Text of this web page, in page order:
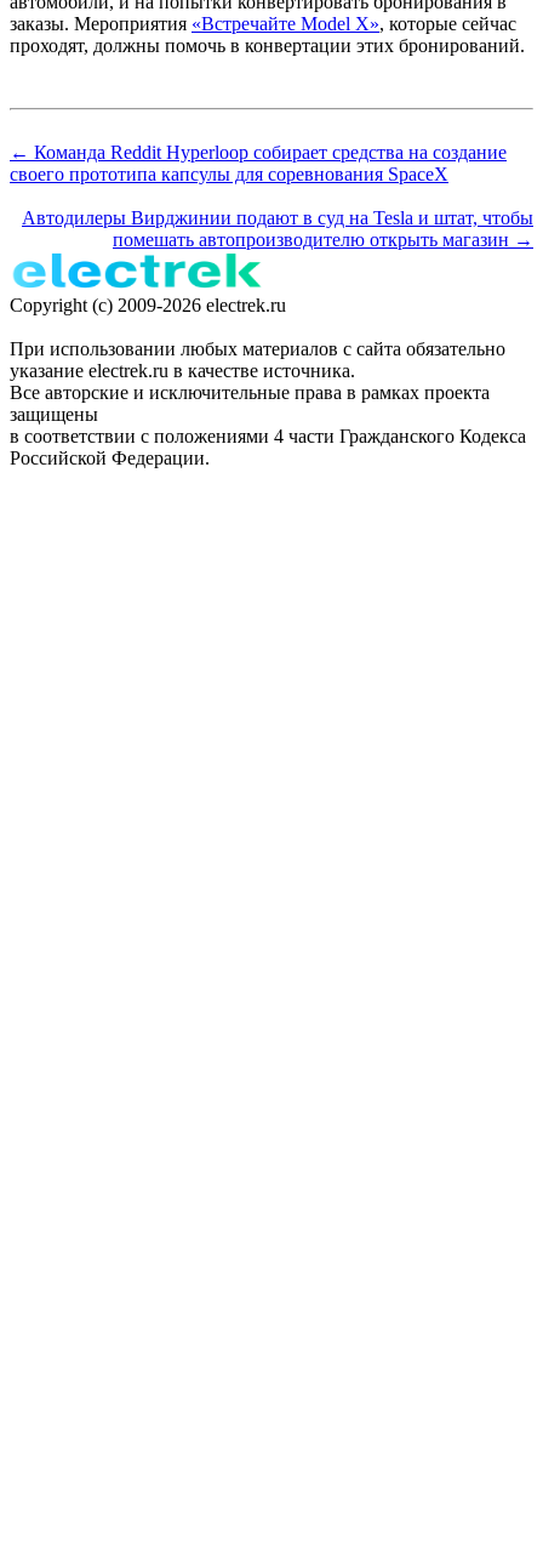
заказы. Мероприятия «Встречайте Model X», которые сейчас
проходят, должны помочь в конвертации этих бронирований.
← Команда Reddit Hyperloop собирает средства на создание
своего прототипа капсулы для соревнования SpaceX
Автодилеры Вирджинии подают в суд на Tesla и штат, чтобы
помешать автопроизводителю открыть магазин →
Copyright (c) 2009-2026 electrek.ru
При использовании любых материалов с сайта обязательно
указание electrek.ru в качестве источника.
Все авторские и исключительные права в рамках проекта
защищены
в соответствии с положениями 4 части Гражданского Кодекса
Российской Федерации.